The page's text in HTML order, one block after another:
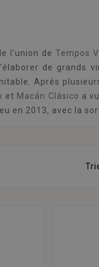
l'union de Tempos
de grands
Après
et Macán Clásico a
en 2013, avec la